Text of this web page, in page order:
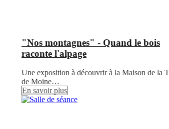
"Nos montagnes" - Quand le bois
raconte l'alpage
Une exposition à découvrir à la Maison de la
de Moine…
En savoir plus